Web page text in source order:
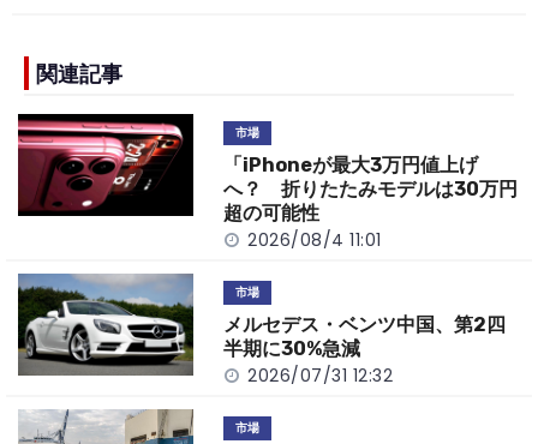
e
b
o
o
k
n
k
関連記事
市場
「iPhoneが最大3万円値上げ
へ？ 折りたたみモデルは30万円
超の可能性
2026/08/4 11:01
市場
メルセデス・ベンツ中国、第2四
半期に30%急減
2026/07/31 12:32
市場